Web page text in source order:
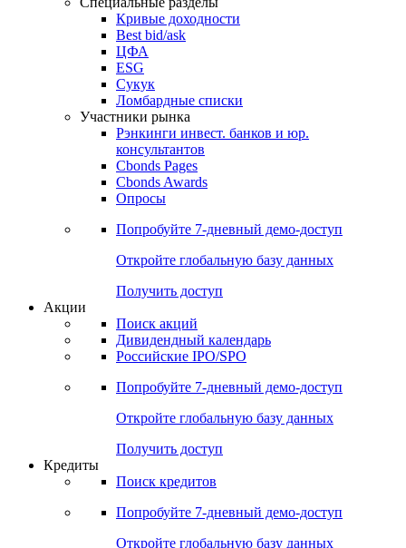
Кривые доходности
Best bid/ask
ЦФА
ESG
Сукук
Ломбардные списки
Участники рынка
Рэнкинги инвест. банков и юр.
консультантов
Cbonds Pages
Cbonds Awards
Опросы
Попробуйте 7-дневный демо-доступ
Откройте глобальную базу данных
Получить доступ
Акции
Поиск акций
Дивидендный календарь
Российские IPO/SPO
Попробуйте 7-дневный демо-доступ
Откройте глобальную базу данных
Получить доступ
Кредиты
Поиск кредитов
Попробуйте 7-дневный демо-доступ
Откройте глобальную базу данных